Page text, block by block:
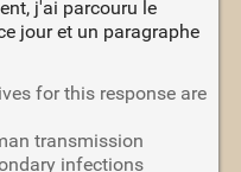
j'ai parcouru le
jour et un paragraphe
for this response are
transmission
infections